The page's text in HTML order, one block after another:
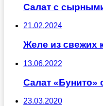
Салат с
21.02.2024
Желе из свежих
13.06.2022
Салат «Бунито»
23.03.2020